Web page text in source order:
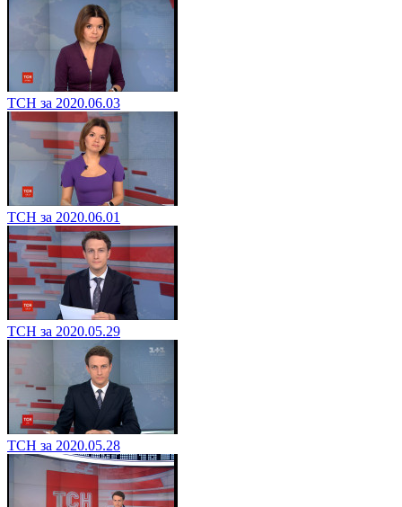
ТСН за 2020.06.03
ТСН за 2020.06.01
ТСН за 2020.05.29
ТСН за 2020.05.28